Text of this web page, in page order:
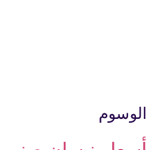
الوسوم